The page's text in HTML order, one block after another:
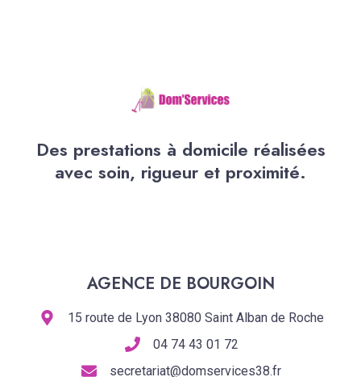
Des prestations à domicile réalisées
avec soin, rigueur et proximité.
AGENCE DE BOURGOIN
15 route de Lyon 38080 Saint Alban de Roche
04 74 43 01 72
secretariat@domservices38.fr